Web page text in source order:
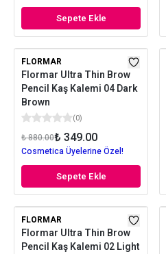
Sepete Ekle
FLORMAR
Flormar Ultra Thin Brow
Pencil Kaş Kalemi 04 Dark
Brown
(0)
₺ 880.00₺ 349.00
Cosmetica Üyelerine Özel!
Sepete Ekle
FLORMAR
Flormar Ultra Thin Brow
Pencil Kaş Kalemi 02 Light